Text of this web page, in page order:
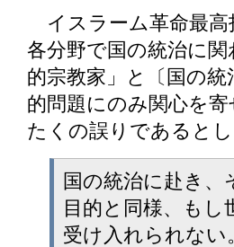
イスラーム革命最高
各分野で国の統治に
的宗教家」と〔国の
的問題にのみ関心を
たくの誤りであると
国の統治に赴き
目的と同様、も
受け入れられない